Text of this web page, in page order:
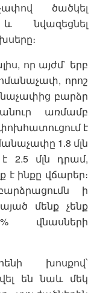
ծածկել
նվազեցնել
որ այժմ` երբ
որոշ
բարձր
առմամբ
է
1.8 մլն
2.5 մլն դրամ,
ինքը վճարեր։
ի
մենք չենք
վնասների
խոսքով՝
են նաև մեկ